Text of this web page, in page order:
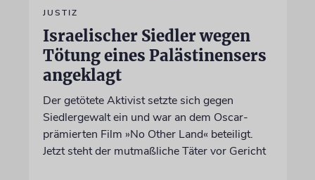
JUSTIZ
Israelischer Siedler wegen
Tötung eines Palästinensers
angeklagt
Der getötete Aktivist setzte sich gegen
Siedlergewalt ein und war an dem Oscar-
prämierten Film »No Other Land« beteiligt.
Jetzt steht der mutmaßliche Täter vor Gericht